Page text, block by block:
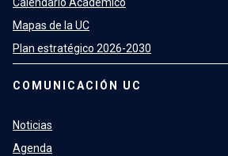
Calendario Académico
Mapas de la UC
Plan estratégico 2026-2030
COMUNICACIÓN UC
Noticias
Agenda